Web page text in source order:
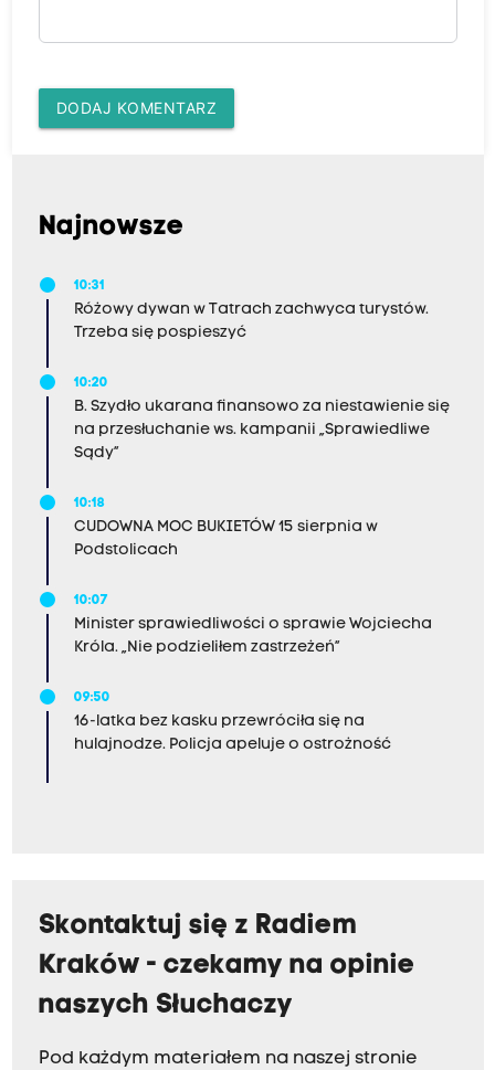
DODAJ KOMENTARZ
Najnowsze
10:31
Różowy dywan w Tatrach zachwyca turystów.
Trzeba się pospieszyć
10:20
B. Szydło ukarana finansowo za niestawienie się
na przesłuchanie ws. kampanii „Sprawiedliwe
Sądy”
10:18
CUDOWNA MOC BUKIETÓW 15 sierpnia w
Podstolicach
10:07
Minister sprawiedliwości o sprawie Wojciecha
Króla. „Nie podzieliłem zastrzeżeń”
09:50
16-latka bez kasku przewróciła się na
hulajnodze. Policja apeluje o ostrożność
Skontaktuj się z Radiem
Kraków - czekamy na opinie
naszych Słuchaczy
Pod każdym materiałem na naszej stronie